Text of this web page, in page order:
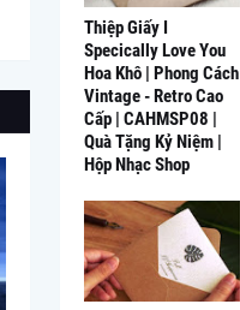
Thiệp Giấy I
Specically Love You
Hoa Khô | Phong Cách
Vintage - Retro Cao
Cấp | CAHMSP08 |
Quà Tặng Kỷ Niệm |
Hộp Nhạc Shop